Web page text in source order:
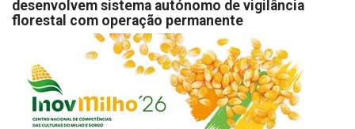
desenvolvem sistema autónomo de vigilância
florestal com operação permanente